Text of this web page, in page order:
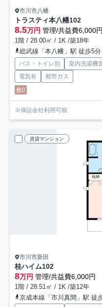
市川市八幡
トラスティ本八幡102
8.5万円 管理/共益費6,000円
1階 / 28.00㎡ / 1K /築18年
総武線「本八幡」駅 徒歩5分
バス・トイレ別 室内洗濯機
電気有
都市ガス
敷0
※保証会社利用可能
賃貸マンション
市川市新田
桂ハイム102
8万円 管理/共益費6,000円
1階 / 28.51㎡ / 1K /築12年
京成本線「市川真間」駅 徒